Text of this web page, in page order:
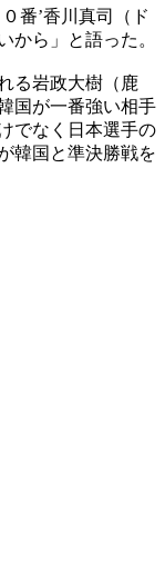
番’香川真司（ド
から」と語った。
る岩政大樹（鹿
国が一番強い相手
でなく日本選手の
韓国と準決勝戦を